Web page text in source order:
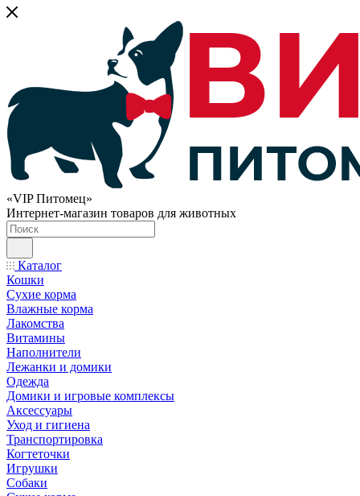
«VIP Питомец»
Интернет-магазин товаров для животных
Каталог
Кошки
Сухие корма
Влажные корма
Лакомства
Витамины
Наполнители
Лежанки и домики
Одежда
Домики и игровые комплексы
Аксессуары
Уход и гигиена
Транспортировка
Когтеточки
Игрушки
Собаки